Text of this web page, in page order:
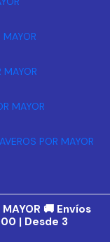
MAYOR
MAYOR
MAYOR
POR MAYOR
MAYOR 🚚 Envíos
| Desde 3